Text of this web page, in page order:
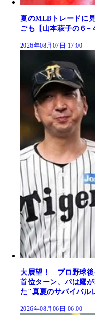
夏のMLBトレードに
ごも【山本萩子の６−
2026年08月07日 17:00
大展望！ プロ野球後
首位ターン、パは鷹
た"真夏のサバイバル
2026年08月06日 06:00